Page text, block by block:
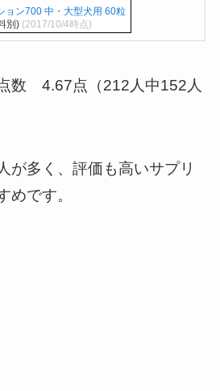
ン700 中・大型犬用 60粒
別) (2017/10/4時点)
数 4.67点（212人中152人
が多く、評価も高いサプリ
めです。